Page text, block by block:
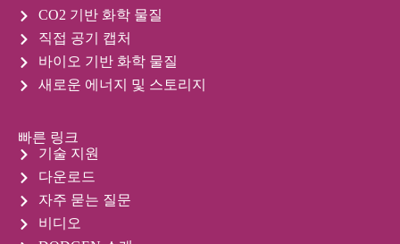
CO2 기반 화학 물질
직접 공기 캡처
바이오 기반 화학 물질
새로운 에너지 및 스토리지
빠른 링크
기술 지원
다운로드
자주 묻는 질문
비디오